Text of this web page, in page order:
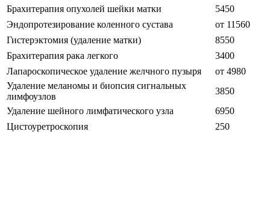
Брахитерапия опухолей шейки матки
5450
Эндопротезирование коленного сустава
от 11560
Гистерэктомия (удаление матки)
8550
Брахитерапия рака легкого
3400
Лапароскопическое удаление желчного пузыря
от 4980
Удаление меланомы и биопсия сигнальных
лимфоузлов
3850
Удаление шейного лимфатического узла
6950
Цистоуретроскопия
250